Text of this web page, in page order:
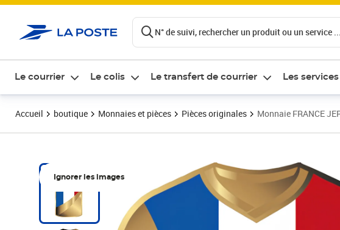
N° de suivi, rechercher un produit ou un service
Le courrier Le colis Le transfert de courrier Les services
Accueil boutique Monnaies et pièces Pièces originales Monnaie FRANCE
Ignorer les images